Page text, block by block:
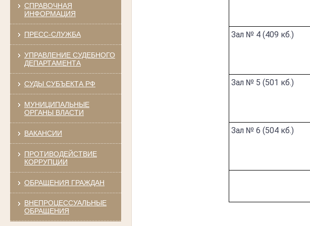
СПРАВОЧНАЯ
ИНФОРМАЦИЯ
ПРЕСС-СЛУЖБА
УПРАВЛЕНИЕ СУДЕБНОГО
ДЕПАРТАМЕНТА
СУДЫ СУБЪЕКТА РФ
МУНИЦИПАЛЬНЫЕ
ОРГАНЫ ВЛАСТИ
ВАКАНСИИ
ПРОТИВОДЕЙСТВИЕ
КОРРУПЦИИ
ОБРАЩЕНИЯ ГРАЖДАН
ВНЕПРОЦЕССУАЛЬНЫЕ
ОБРАЩЕНИЯ
Зал № 4 (409 кб.)
Зал № 5 (501 кб.)
Зал № 6 (504 кб.)